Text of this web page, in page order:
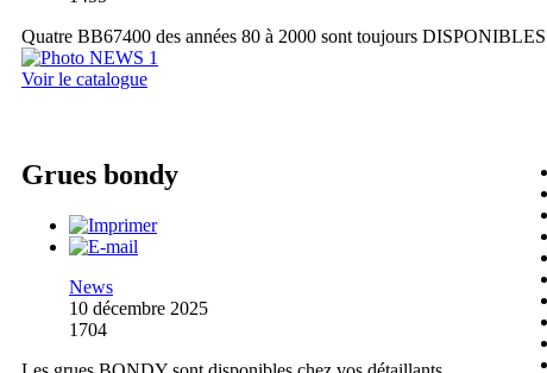
Quatre BB67400 des années 80 à 2000 sont toujours DISPONIBLES
Voir le catalogue
Grues bondy
News
10 décembre 2025
1704